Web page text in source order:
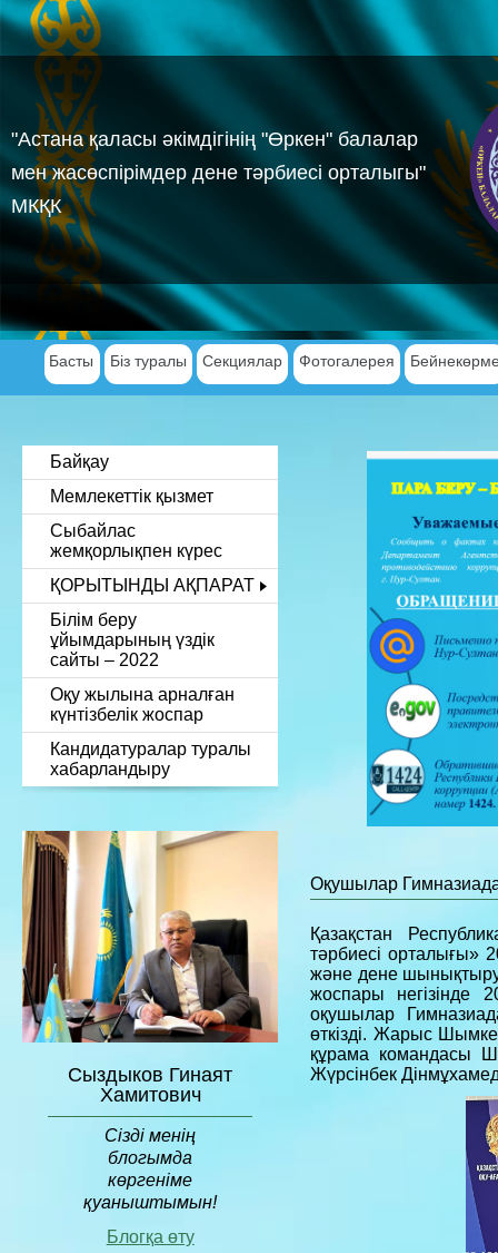
"Астана қаласы әкімдігінің "Өркен" балалар
мен жасөспірімдер дене тәрбиесі орталыгы"
МКҚК
Басты Біз туралы Секциялар Фотогалерея
Байқау
Мемлекеттік қызмет
Сыбайлас
жемқорлықпен күрес
ҚОРЫТЫНДЫ АҚПАРАТ
Білім беру
ұйымдарының үздік
сайты – 2022
Оқу жылына арналған
күнтізбелік жоспар
Кандидатуралар туралы
хабарландыру
Сыздыков Гинаят
Хамитович
Сізді менің
блогымда
көргеніме
қуаныштымын!
Блогқа өту
Оқушылар
Қазақстан
тәрбиесі орталығы»
және дене
жоспары негізінде
оқушылар
өткізді. Жарыс
құрама командасы
Жүрсінбек